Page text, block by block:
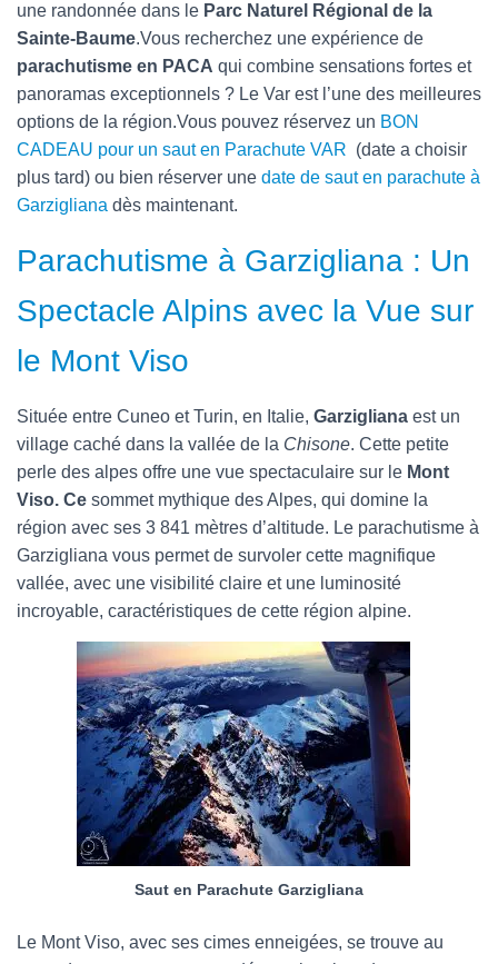
une randonnée dans le Parc Naturel Régional de la
Sainte-Baume.Vous recherchez une expérience de
parachutisme en PACA qui combine sensations fortes et
panoramas exceptionnels ? Le Var est l’une des meilleures
options de la région.Vous pouvez réservez un BON
CADEAU pour un saut en Parachute VAR (date a choisir
plus tard) ou bien réserver une date de saut en parachute à
Garzigliana dès maintenant.
Parachutisme à Garzigliana : Un
Spectacle Alpins avec la Vue sur
le Mont Viso
Située entre Cuneo et Turin, en Italie, Garzigliana est un
village caché dans la vallée de la Chisone. Cette petite
perle des alpes offre une vue spectaculaire sur le Mont
Viso. Ce sommet mythique des Alpes, qui domine la
région avec ses 3 841 mètres d’altitude. Le parachutisme à
Garzigliana vous permet de survoler cette magnifique
vallée, avec une visibilité claire et une luminosité
incroyable, caractéristiques de cette région alpine.
Saut en Parachute Garzigliana
Le Mont Viso, avec ses cimes enneigées, se trouve au